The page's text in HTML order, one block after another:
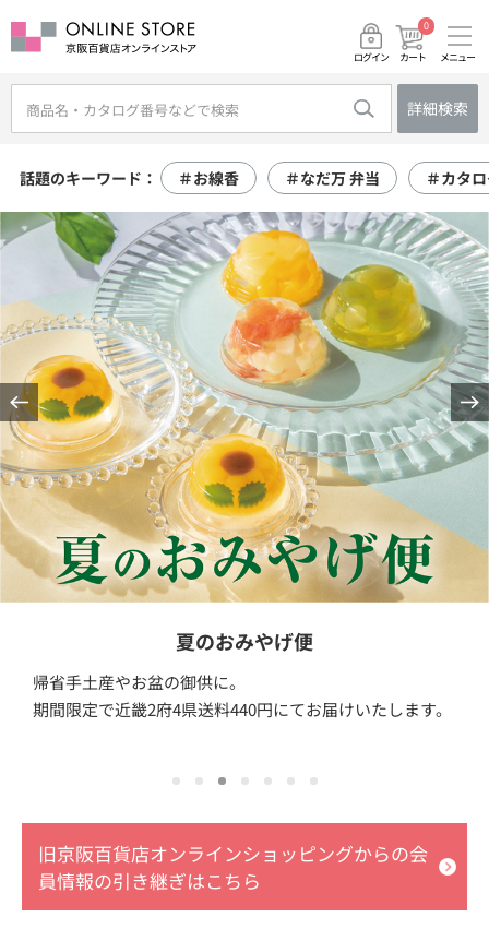
ログイン カート
0
メニュー
詳細検索
話題のキーワード： ＃お線香 ＃なだ万 弁当 ＃カタ
夏のおみやげ便
帰省手土産やお盆の御供に。
期間限定で近畿2府4県送料440円にてお届けいたします。
旧京阪百貨店オンラインショッピングからの会
員情報の引き継ぎはこちら